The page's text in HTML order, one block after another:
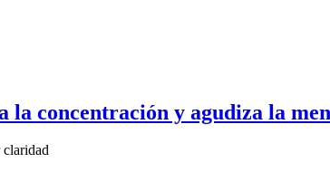
la concentración y agudiza la
claridad